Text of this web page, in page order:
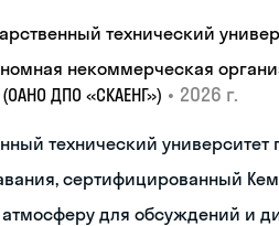
технический
некоммерческая
ДПО «СКАЕНГ») • 2026 г.
технический университет
сертифицированный
для обсуждений и